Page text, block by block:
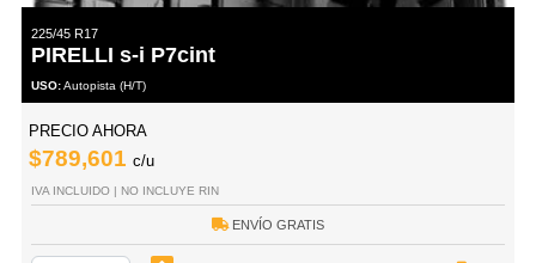
225/45 R17
PIRELLI s-i P7cint
USO:Autopista (H/T)
PRECIO AHORA
$789,601 c/u
IVA INCLUIDO | NO INCLUYE RIN
ENVÍO GRATIS